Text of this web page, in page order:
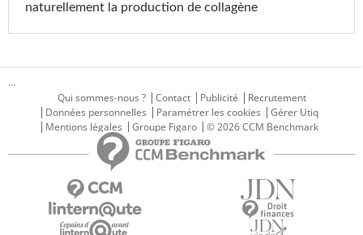
naturellement la production de collagène
...
Qui sommes-nous ?
Contact Publicité
Recrutement
Données personnelles
Paramétrer les cookies
Gérer Utiq
Mentions légales
Groupe Figaro © 2026 CCM Benchmark